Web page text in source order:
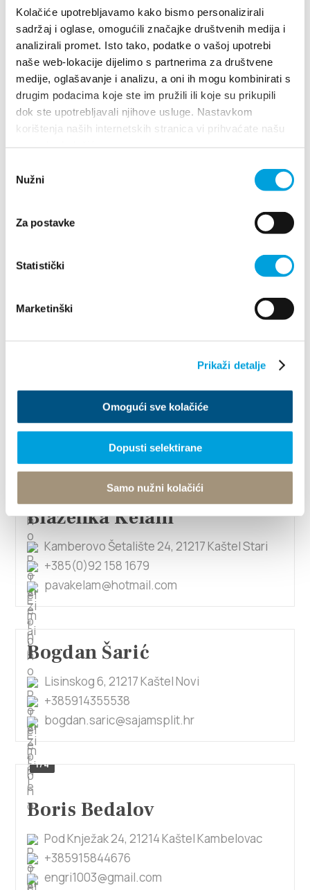
Kolačiće upotrebljavamo kako bismo personalizirali
sadržaj i oglase, omogućili značajke društvenih medija i
analizirali promet. Isto tako, podatke o vašoj upotrebi
naše web-lokacije dijelimo s partnerima za društvene
medije, oglašavanje i analizu, a oni ih mogu kombinirati s
drugim podacima koje ste im pružili ili koje su prikupili
dok ste upotrebljavali njihove usluge. Nastavkom
korištenja naših internetskih stranica vi prihvaćate našu
pristanka
Nužni
Za postavke
Statistički
Marketinški
Prikaži detalje
Omogući sve kolačiće
Dopusti selektirane
Samo nužni kolačići
bziger@hotmail.com
Benita Vladušić
Kralja Krešimira 58, 21214 Kaštel Kambelovac
Biserka Kovač
+385914442245
Don Ivana Čulina 28, 21212 Kaštel Sućurac
+385912023628
blankaerceg13@gmail.com
Blaženka Kelam
Kamberovo Šetalište 24, 21217 Kaštel Stari
+385(0)92 158 1679
pavakelam@hotmail.com
Bogdan Šarić
Lisinskog 6, 21217 Kaštel Novi
+385914355538
bogdan.saric@sajamsplit.hr
1/4
Boris Bedalov
Pod Knježak 24, 21214 Kaštel Kambelovac
+385915844676
engri1003@gmail.com